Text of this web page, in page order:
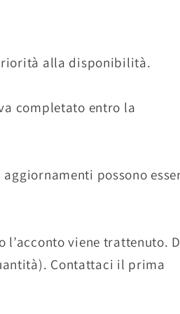
alla disponibilità.
completato entro la
possono
viene trattenuto.
Contattaci il prima